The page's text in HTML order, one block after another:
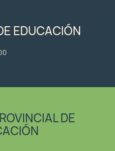
EDUCACIÓN
DE